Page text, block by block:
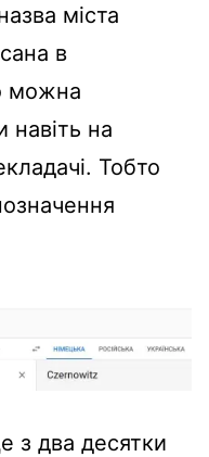
міста
в
можна
навіть на
Тобто
з два десятки